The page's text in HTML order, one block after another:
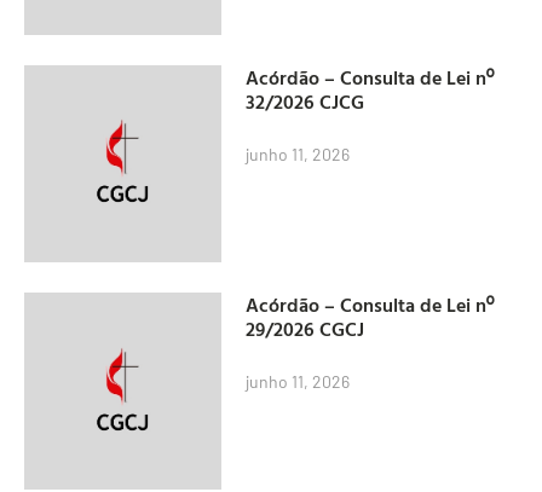
Acórdão – Consulta de Lei nº
32/2026 CJCG
junho 11, 2026
Acórdão – Consulta de Lei nº
29/2026 CGCJ
junho 11, 2026